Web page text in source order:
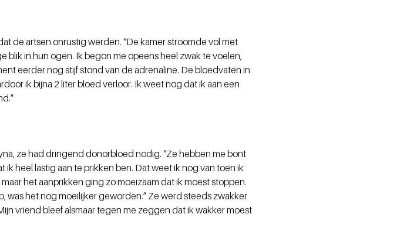
de artsen onrustig werden. “De kamer stroomde vol met
blik in hun ogen. Ik begon me opeens heel zwak te voelen,
eerder nog stijf stond van de adrenaline. De bloedvaten in
ik bijna 2 liter bloed verloor. Ik weet nog dat ik aan een
ze had dringend donorbloed nodig. “Ze hebben me bont
heel lastig aan te prikken ben. Dat weet ik nog van toen ik
het aanprikken ging zo moeizaam dat ik moest stoppen.
het nóg moeilijker geworden.” Ze werd steeds zwakker
vriend bleef alsmaar tegen me zeggen dat ik wakker moest